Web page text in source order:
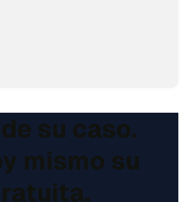
su caso.
mismo su